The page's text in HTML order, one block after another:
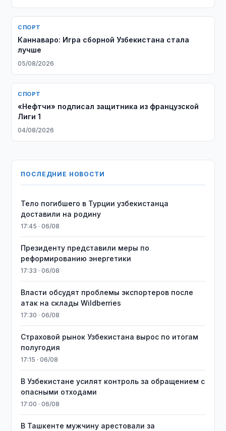
СПОРТ
Каннаваро: Игра сборной Узбекистана стала
лучше
05/08/2026
СПОРТ
«Нефтчи» подписал защитника из французской
Лиги 1
04/08/2026
ПОСЛЕДНИЕ НОВОСТИ
Тело погибшего в Турции узбекистанца
доставили на родину
17:45 · 06/08
Президенту представили меры по
реформированию энергетики
17:33 · 06/08
Власти обсудят проблемы экспортеров после
атак на склады Wildberries
17:30 · 06/08
Страховой рынок Узбекистана вырос по итогам
полугодия
17:15 · 06/08
В Узбекистане усилят контроль за обращением с
опасными отходами
17:00 · 06/08
В Ташкенте мужчину арестовали за